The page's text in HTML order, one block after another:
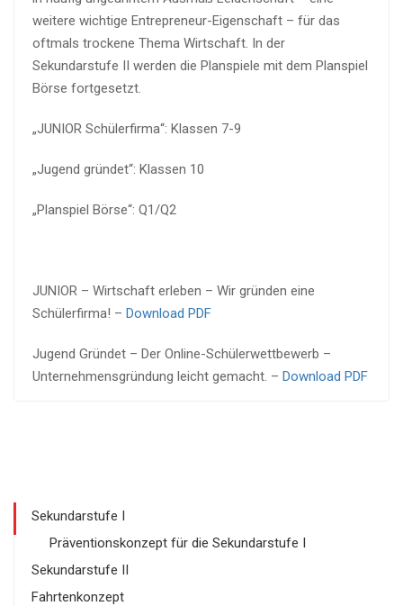
weitere wichtige Entrepreneur-Eigenschaft – für das
oftmals trockene Thema Wirtschaft. In der
Sekundarstufe II werden die Planspiele mit dem Planspiel
Börse fortgesetzt.
„JUNIOR Schülerfirma“: Klassen 7-9
„Jugend gründet“: Klassen 10
„Planspiel Börse“: Q1/Q2
JUNIOR – Wirtschaft erleben – Wir gründen eine
Schülerfirma! – Download PDF
Jugend Gründet – Der Online-Schülerwettbewerb –
Unternehmensgründung leicht gemacht. – Download PDF
Sekundarstufe I
Präventionskonzept für die Sekundarstufe I
Sekundarstufe II
Fahrtenkonzept